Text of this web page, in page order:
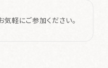
気軽にご参加ください。